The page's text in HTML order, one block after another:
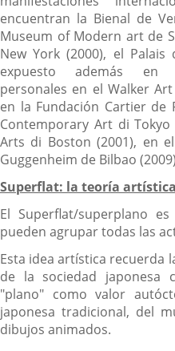
encuentran la Bienal de
Museum of Modern art de
New York (2000), el
expuesto además en
personales en el Walker
en la Fundación Cartier de
Contemporary Art di
Arts di Boston (2001), en
Guggenheim de Bilbao
Superflat: la teoría artística
El Superflat/superplano
pueden agrupar todas las
Esta idea artística recuerda
de la sociedad japonesa
"plano" como valor
japonesa tradicional, del
dibujos animados.